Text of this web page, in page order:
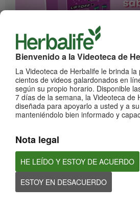
Bienvenido a la Videoteca de
La Videoteca de Herbalife le brinda
cientos de videos galardonados en
según su propio horario. Disponible
7 días de la semana, la Videoteca de
diseñada para apoyarlo a usted y a
manteniéndolo bien informado y
Nota legal
HE LEÍDO Y ESTOY DE ACUERDO
ESTOY EN DESACUERDO
¡Impulsa cada momento! Nuevo Liftoff
Conoce el nuevo sabor mora de esta bebida
cada momento